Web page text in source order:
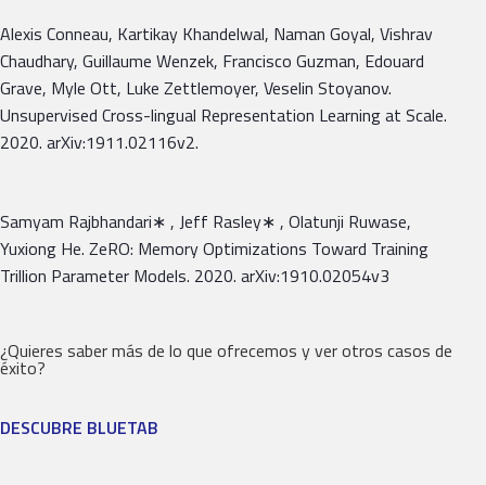
Alexis Conneau, Kartikay Khandelwal, Naman Goyal, Vishrav
Chaudhary, Guillaume Wenzek, Francisco Guzman, Edouard
Grave, Myle Ott, Luke Zettlemoyer, Veselin Stoyanov.
Unsupervised Cross-lingual Representation Learning at Scale.
2020. arXiv:1911.02116v2.
Samyam Rajbhandari∗ , Jeff Rasley∗ , Olatunji Ruwase,
Yuxiong He. ZeRO: Memory Optimizations Toward Training
Trillion Parameter Models. 2020. arXiv:1910.02054v3
¿Quieres saber más de lo que ofrecemos y ver otros casos de
éxito?
DESCUBRE BLUETAB